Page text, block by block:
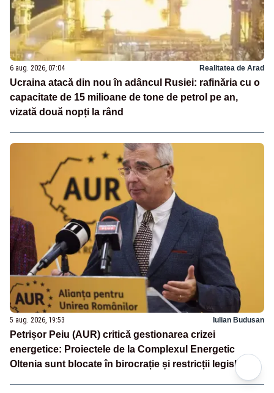
6 aug. 2026, 07:04 Realitatea de Arad
Ucraina atacă din nou în adâncul Rusiei: rafinăria cu o
capacitate de 15 milioane de tone de petrol pe an,
vizată două nopți la rând
5 aug. 2026, 19:53 Iulian Budusan
Petrișor Peiu (AUR) critică gestionarea crizei
energetice: Proiectele de la Complexul Energetic
Oltenia sunt blocate în birocrație și restricții legislative